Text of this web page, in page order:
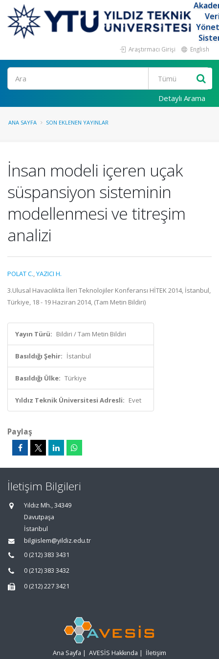
Araştırmacı Girişi English
Ara
Detaylı Arama
ANA SAYFA SON EKLENEN YAYINLAR
İnsan modeli içeren uçak
süspansiyon sisteminin
modellenmesi ve titreşim
analizi
POLAT C.,YAZICI H.
3.Ulusal Havacılıkta İleri Teknolojiler Konferansı HİTEK 2014, İstanbul,
Türkiye, 18 - 19 Haziran 2014, (Tam Metin Bildiri)
Yayın Türü: Bildiri / Tam Metin Bildiri
Basıldığı Şehir: İstanbul
Basıldığı Ülke: Türkiye
Yıldız Teknik Üniversitesi Adresli: Evet
Paylaş
İletişim Bilgileri
Yıldız Mh., 34349
Davutpaşa
İstanbul
bilgiislem@yildiz.edu.tr
0 (212) 383 3431
0 (212) 383 3432
0 (212) 227 3421
Ana Sayfa | AVESİS Hakkında | İletişim